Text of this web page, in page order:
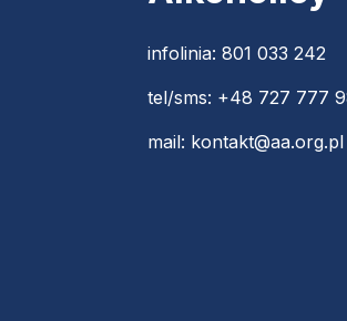
infolinia: 801 033 242
tel/sms: +48 727 777
mail: kontakt@aa.org.pl